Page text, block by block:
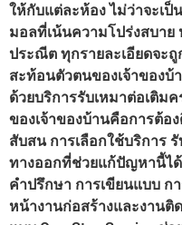
ให้กับแต่ละห้อง ไม่ว่าจะเป็
มอลที่เน้นความโปร่งสบา
ประณีต ทุกรายละเอียดจะ
สะท้อนตัวตนของเจ้าของ
ด้วยบริการรับเหมาต่อเติม
ของเจ้าของบ้านคือการต้อ
สับสน การเลือกใช้บริการ
ทางออกที่ช่วยแก้ปัญหานี้ได้
คำปรึกษา การเขียนแบบ
หน้างานก่อสร้างและงานติ